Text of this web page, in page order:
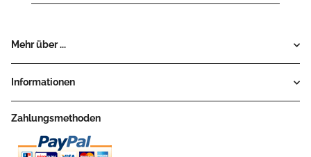
Mehr über ...
Informationen
Zahlungsmethoden